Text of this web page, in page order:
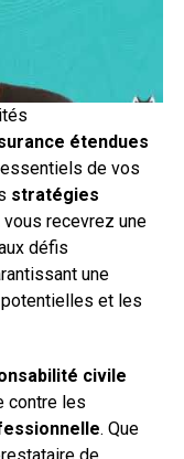
étendues
de vos
stratégies
recevrez une
défis
une
et les
civile
contre les
. Que